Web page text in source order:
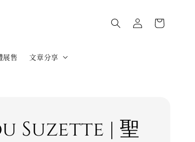
展售 文章分享
Suzette | 聖